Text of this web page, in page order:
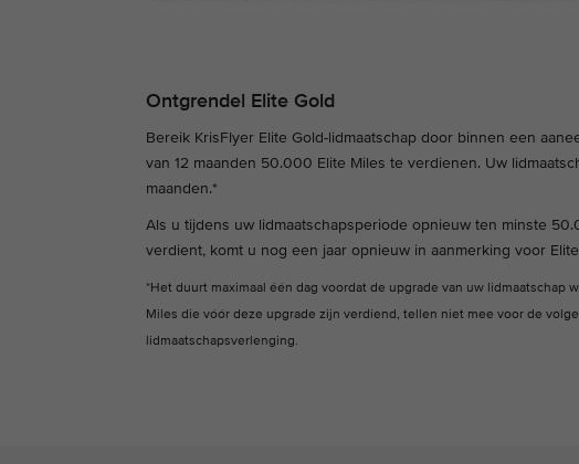
Ontgrendel Elite Gold
Bereik KrisFlyer Elite Gold-lidmaatschap door binnen een
van 12 maanden 50.000 Elite Miles te verdienen. Uw
maanden.*
Als u tijdens uw lidmaatschapsperiode opnieuw ten minste
verdient, komt u nog een jaar opnieuw in aanmerking voor
*Het duurt maximaal één dag voordat de upgrade van uw lidmaatschap
Miles die vóór deze upgrade zijn verdiend, tellen niet mee voor de
lidmaatschapsverlenging.